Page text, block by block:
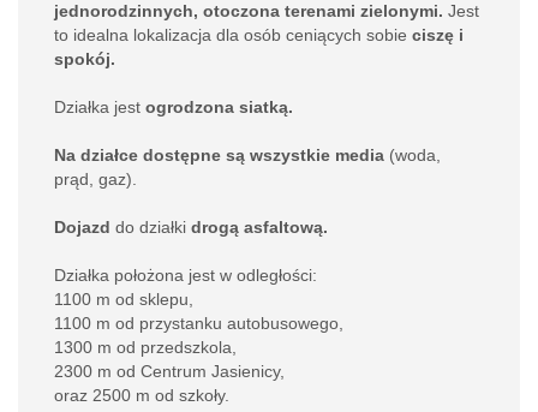
jednorodzinnych, otoczona terenami zielonymi. Jest
to idealna lokalizacja dla osób ceniących sobie ciszę i
spokój.
Działka jest ogrodzona siatką.
Na działce dostępne są wszystkie media (woda,
prąd, gaz).
Dojazd do działki drogą asfaltową.
Działka położona jest w odległości:
1100 m od sklepu,
1100 m od przystanku autobusowego,
1300 m od przedszkola,
2300 m od Centrum Jasienicy,
oraz 2500 m od szkoły.